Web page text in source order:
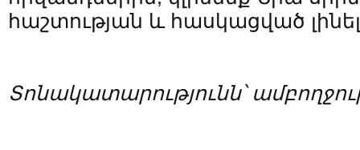
հաշտության և հասկացված
Տոնակատարությունն՝